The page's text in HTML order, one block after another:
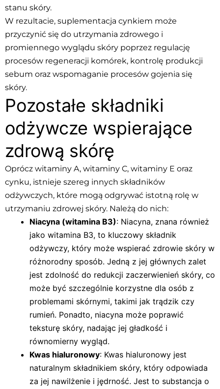
stanu skóry.
W rezultacie, suplementacja cynkiem może
przyczynić się do utrzymania zdrowego i
promiennego wyglądu skóry poprzez regulację
procesów regeneracji komórek, kontrolę produkcji
sebum oraz wspomaganie procesów gojenia się
skóry.
Pozostałe składniki
odżywcze wspierające
zdrową skórę
Oprócz witaminy A, witaminy C, witaminy E oraz
cynku, istnieje szereg innych składników
odżywczych, które mogą odgrywać istotną rolę w
utrzymaniu zdrowej skóry. Należą do nich:
Niacyna (witamina B3): Niacyna, znana również
jako witamina B3, to kluczowy składnik
odżywczy, który może wspierać zdrowie skóry w
różnorodny sposób. Jedną z jej głównych zalet
jest zdolność do redukcji zaczerwienień skóry, co
może być szczególnie korzystne dla osób z
problemami skórnymi, takimi jak trądzik czy
rumień. Ponadto, niacyna może poprawić
teksturę skóry, nadając jej gładkość i
równomierny wygląd.
Kwas hialuronowy: Kwas hialuronowy jest
naturalnym składnikiem skóry, który odpowiada
za jej nawilżenie i jędrność. Jest to substancja o